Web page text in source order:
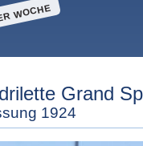
WOCHE
Grand
1924